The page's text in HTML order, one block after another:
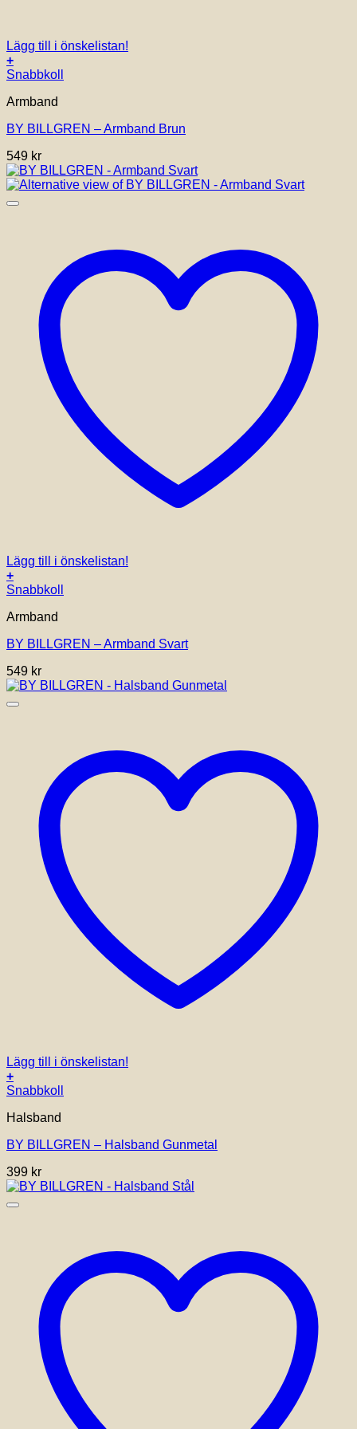
Lägg till i önskelistan!
+
Den
produkten
flera
De
olika
alternativen
kan
Snabbkoll
Armband
BY BILLGREN – Armband Brun
549 kr
Lägg till i önskelistan!
+
Den
produkten
flera
De
olika
alternativen
produktsidan
Snabbkoll
Armband
BY BILLGREN – Armband Svart
549 kr
Lägg till i önskelistan!
+
Snabbkoll
Halsband
BY BILLGREN – Halsband Gunmetal
399 kr